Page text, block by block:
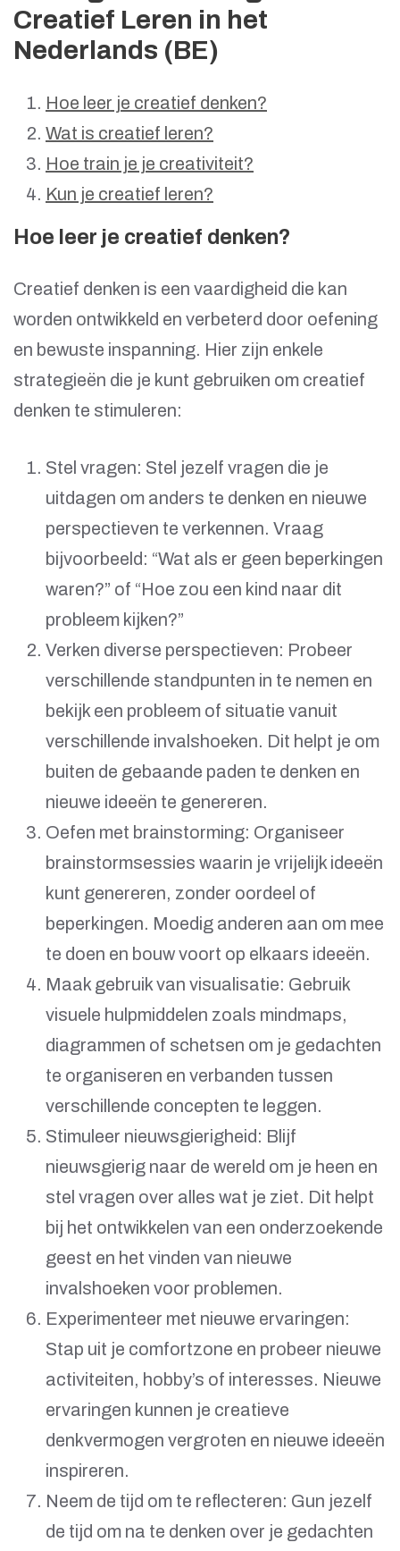
Creatief Leren in het
Nederlands (BE)
Hoe leer je creatief denken?
Wat is creatief leren?
Hoe train je je creativiteit?
Kun je creatief leren?
Hoe leer je creatief denken?
Creatief denken is een vaardigheid die kan
worden ontwikkeld en verbeterd door oefening
en bewuste inspanning. Hier zijn enkele
strategieën die je kunt gebruiken om creatief
denken te stimuleren:
Stel vragen: Stel jezelf vragen die je
uitdagen om anders te denken en nieuwe
perspectieven te verkennen. Vraag
bijvoorbeeld: “Wat als er geen beperkingen
waren?” of “Hoe zou een kind naar dit
probleem kijken?”
Verken diverse perspectieven: Probeer
verschillende standpunten in te nemen en
bekijk een probleem of situatie vanuit
verschillende invalshoeken. Dit helpt je om
buiten de gebaande paden te denken en
nieuwe ideeën te genereren.
Oefen met brainstorming: Organiseer
brainstormsessies waarin je vrijelijk ideeën
kunt genereren, zonder oordeel of
beperkingen. Moedig anderen aan om mee
te doen en bouw voort op elkaars ideeën.
Maak gebruik van visualisatie: Gebruik
visuele hulpmiddelen zoals mindmaps,
diagrammen of schetsen om je gedachten
te organiseren en verbanden tussen
verschillende concepten te leggen.
Stimuleer nieuwsgierigheid: Blijf
nieuwsgierig naar de wereld om je heen en
stel vragen over alles wat je ziet. Dit helpt
bij het ontwikkelen van een onderzoekende
geest en het vinden van nieuwe
invalshoeken voor problemen.
Experimenteer met nieuwe ervaringen:
Stap uit je comfortzone en probeer nieuwe
activiteiten, hobby’s of interesses. Nieuwe
ervaringen kunnen je creatieve
denkvermogen vergroten en nieuwe ideeën
inspireren.
Neem de tijd om te reflecteren: Gun jezelf
de tijd om na te denken over je gedachten